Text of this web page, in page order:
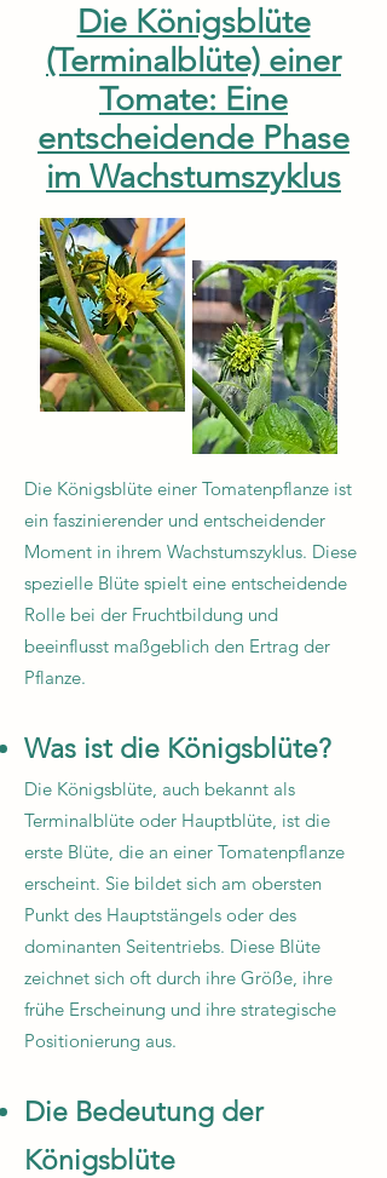
Die Königsblüte
(Terminalblüte) einer
Tomate: Eine
entscheidende Phase
im Wachstumszyklus
Die Königsblüte einer Tomatenpflanze ist
ein faszinierender und entscheidender
Moment in ihrem Wachstumszyklus. Diese
spezielle Blüte spielt eine entscheidende
Rolle bei der Fruchtbildung und
beeinflusst maßgeblich den Ertrag der
Pflanze.
Was ist die Königsblüte?
Die Königsblüte, auch bekannt als
Terminalblüte oder Hauptblüte, ist die
erste Blüte, die an einer Tomatenpflanze
erscheint. Sie bildet sich am obersten
Punkt des Hauptstängels oder des
dominanten Seitentriebs. Diese Blüte
zeichnet sich oft durch ihre Größe, ihre
frühe Erscheinung und ihre strategische
Positionierung aus.
Die Bedeutung der
Königsblüte